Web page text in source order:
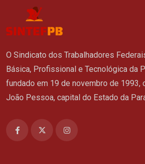
O Sindicato dos Trabalhadores
Básica, Profissional e Tecnológica da
fundado em 19 de novembro de 1993,
João Pessoa, capital do Estado da